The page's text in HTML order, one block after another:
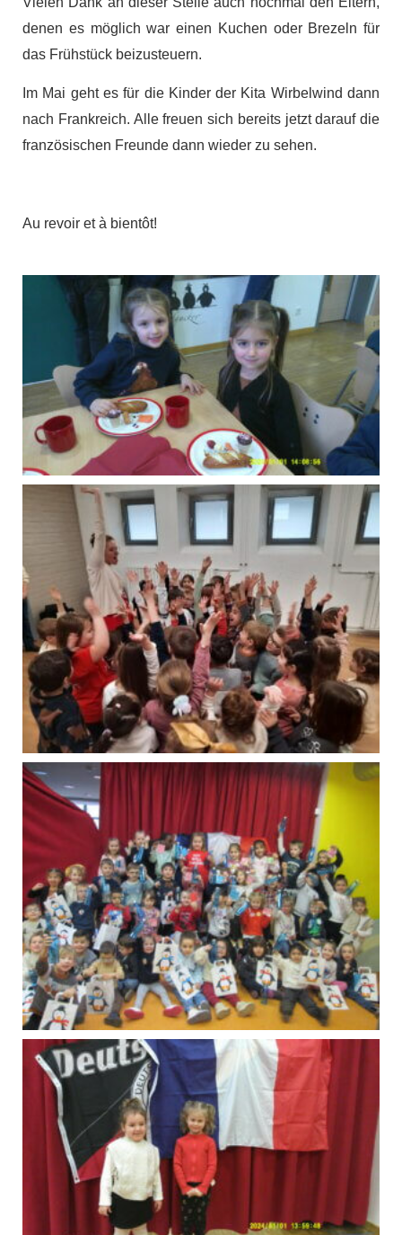
denen es möglich war einen Kuchen oder Brezeln für
das Frühstück beizusteuern.
Im Mai geht es für die Kinder der Kita Wirbelwind dann
nach Frankreich. Alle freuen sich bereits jetzt darauf die
französischen Freunde dann wieder zu sehen.
Au revoir et à bientôt!